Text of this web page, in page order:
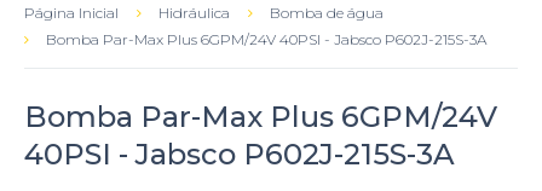
Página Inicial Hidráulica
Bomba de água
Bomba Par-Max Plus 6GPM/24V 40PSI - Jabsco P602J-215S-3A
Bomba Par-Max Plus 6GPM/24V
40PSI - Jabsco P602J-215S-3A